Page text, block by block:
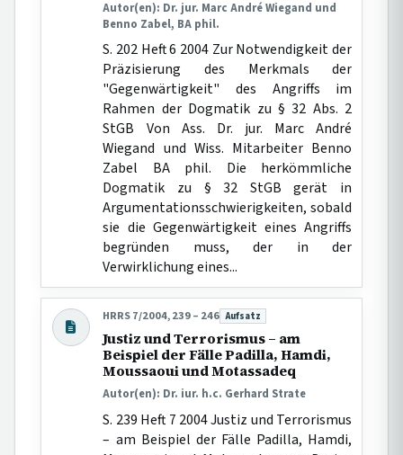
Autor(en): Dr. jur. Marc André Wiegand und
Benno Zabel, BA phil.
S. 202 Heft 6 2004 Zur Notwendigkeit der
Präzisierung des Merkmals der
"Gegenwärtigkeit" des Angriffs im
Rahmen der Dogmatik zu § 32 Abs. 2
StGB Von Ass. Dr. jur. Marc André
Wiegand und Wiss. Mitarbeiter Benno
Zabel BA phil. Die herkömmliche
Dogmatik zu § 32 StGB gerät in
Argumentationsschwierigkeiten, sobald
sie die Gegenwärtigkeit eines Angriffs
begründen muss, der in der
Verwirklichung eines...
HRRS 7/2004, 239 – 246 Beitragsart:
Aufsatz
Justiz und Terrorismus – am
Beispiel der Fälle Padilla, Hamdi,
Moussaoui und Motassadeq
Autor(en): Dr. iur. h.c. Gerhard Strate
S. 239 Heft 7 2004 Justiz und Terrorismus
– am Beispiel der Fälle Padilla, Hamdi,